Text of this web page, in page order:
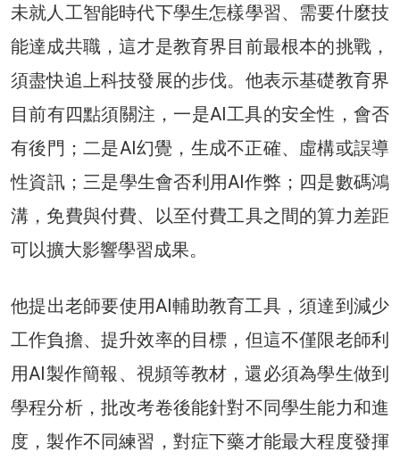
未就人工智能時代下學生怎樣學習、需要什麼技
能達成共職，這才是教育界目前最根本的挑戰，
須盡快追上科技發展的步伐。他表示基礎教育界
目前有四點須關注，一是AI工具的安全性，會否
有後門；二是AI幻覺，生成不正確、虛構或誤導
性資訊；三是學生會否利用AI作弊；四是數碼鴻
溝，免費與付費、以至付費工具之間的算力差距
可以擴大影響學習成果。
他提出老師要使用AI輔助教育工具，須達到減少
工作負擔、提升效率的目標，但這不僅限老師利
用AI製作簡報、視頻等教材，還必須為學生做到
學程分析，批改考卷後能針對不同學生能力和進
度，製作不同練習，對症下藥才能最大程度發揮